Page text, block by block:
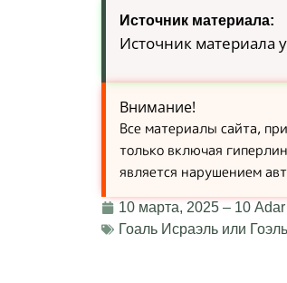
Источник материала:
Источник материала
Внимание!
Все материалы сайта,
только включая
является нарушением
10 марта, 2025 – 10
Гоаль Исраэль или